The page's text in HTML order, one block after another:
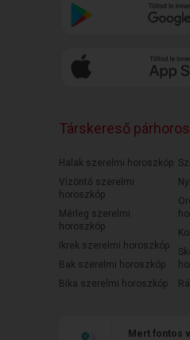
Társkereső
Halak szerelmi horoszkóp
Vízöntő szerelmi
horoszkóp
Mérleg szerelmi
horoszkóp
Ikrek szerelmi horoszkóp
Bak szerelmi horoszkóp
Bika szerelmi horoszkóp
Mert fontos